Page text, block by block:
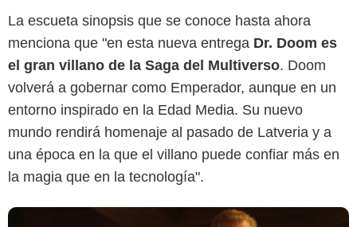
La escueta sinopsis que se conoce hasta ahora
menciona que "en esta nueva entrega Dr. Doom es
el gran villano de la Saga del Multiverso. Doom
volverá a gobernar como Emperador, aunque en un
entorno inspirado en la Edad Media. Su nuevo
mundo rendirá homenaje al pasado de Latveria y a
una época en la que el villano puede confiar más en
la magia que en la tecnología".
Marvel Studios